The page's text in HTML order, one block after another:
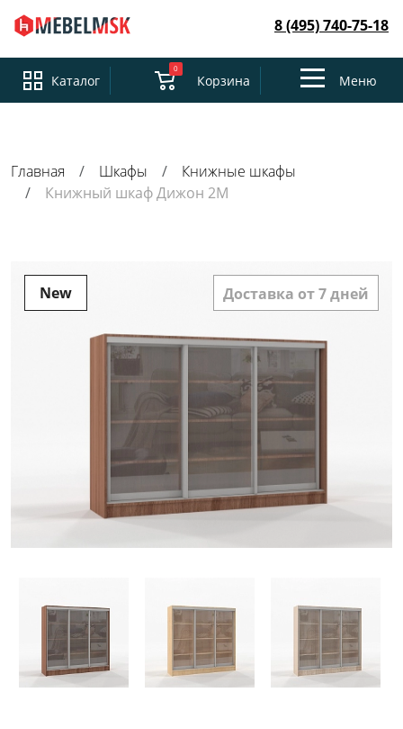
8 (495) 740-75-18
Каталог
0
Корзина
ToggleМеню
Главная Шкафы
Книжные шкафы
Книжный шкаф Дижон 2М
New Доставка от 7 дней